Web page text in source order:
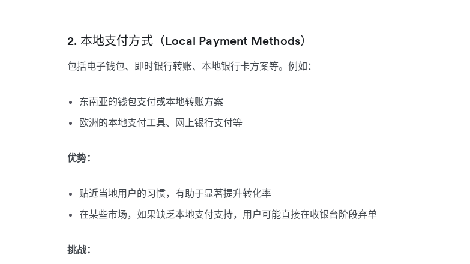
2. 本地支付方式（Local Payment Methods）
包括电子钱包、即时银行转账、本地银行卡方案等。例如：
东南亚的钱包支付或本地转账方案
欧洲的本地支付工具、网上银行支付等
优势：
贴近当地用户的习惯，有助于显著提升转化率
在某些市场，如果缺乏本地支付支持，用户可能直接在收银台阶段弃单
挑战：